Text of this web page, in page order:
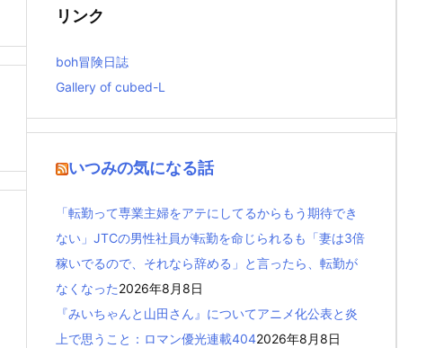
リンク
boh冒険日誌
Gallery of cubed-L
いつみの気になる話
「転勤って専業主婦をアテにしてるからもう期待でき
ない」JTCの男性社員が転勤を命じられるも「妻は3倍
稼いでるので、それなら辞める」と言ったら、転勤が
なくなった2026年8月8日
『みいちゃんと山田さん』についてアニメ化公表と炎
上で思うこと：ロマン優光連載4042026年8月8日